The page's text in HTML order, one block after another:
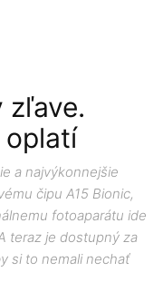
zľave.
oplatí
a najvýkonnejšie
čipu A15 Bionic,
fotoaparátu ide
teraz je dostupný za
si to nemali nechať